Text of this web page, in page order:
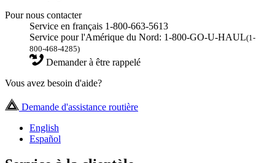
Pour nous contacter
Service en français 1-800-663-5613
Service pour l'Amérique du Nord: 1-800-GO-U-HAUL(1-
800-468-4285)
Demander à être rappelé
Vous avez besoin d'aide?
Demande d'assistance routière
English
Español